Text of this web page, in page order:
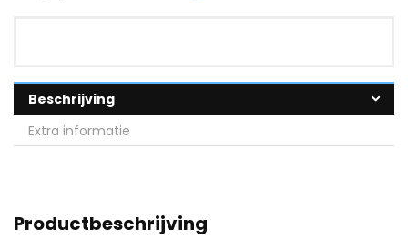
Beschrijving
Extra informatie
Productbeschrijving